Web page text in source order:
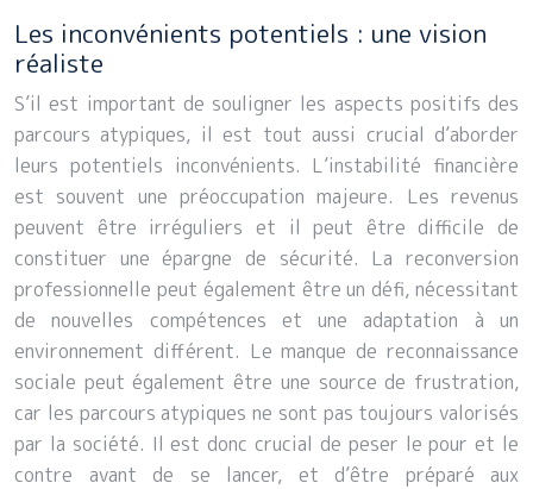
Les inconvénients potentiels : une vision
réaliste
S’il est important de souligner les aspects positifs des
parcours atypiques, il est tout aussi crucial d’aborder
leurs potentiels inconvénients. L’instabilité financière
est souvent une préoccupation majeure. Les revenus
peuvent être irréguliers et il peut être difficile de
constituer une épargne de sécurité. La reconversion
professionnelle peut également être un défi, nécessitant
de nouvelles compétences et une adaptation à un
environnement différent. Le manque de reconnaissance
sociale peut également être une source de frustration,
car les parcours atypiques ne sont pas toujours valorisés
par la société. Il est donc crucial de peser le pour et le
contre avant de se lancer, et d’être préparé aux